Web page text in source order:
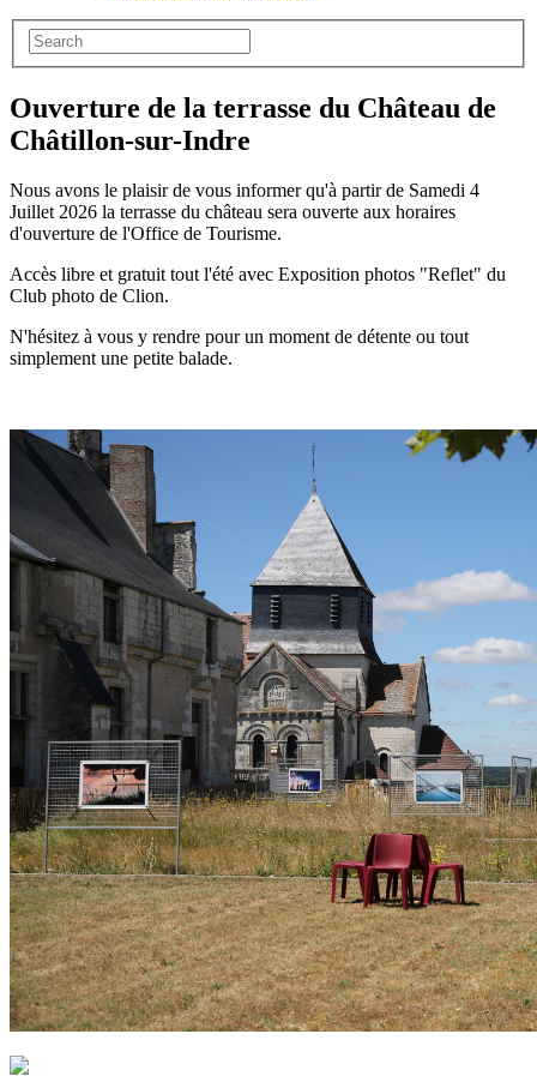
Ouverture de la terrasse du Château de
Châtillon-sur-Indre
Nous avons le plaisir de vous informer qu'à partir de Samedi 4
Juillet 2026 la terrasse du château sera ouverte aux horaires
d'ouverture de l'Office de Tourisme.
Accès libre et gratuit tout l'été avec Exposition photos "Reflet" du
Club photo de Clion.
N'hésitez à vous y rendre pour un moment de détente ou tout
simplement une petite balade.